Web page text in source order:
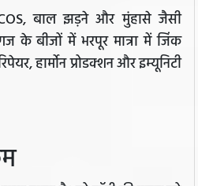
बाल झड़ने और मुंहासे जैसी
के बीजों में भरपूर मात्रा में जिंक
हार्मोन प्रोडक्शन और इम्यूनिटी